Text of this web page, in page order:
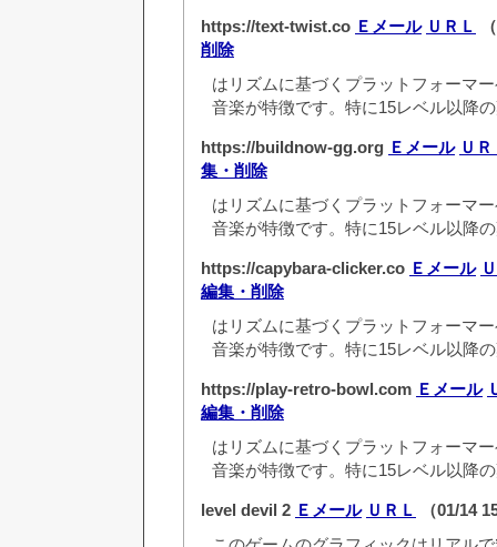
https://text-twist.co Ｅメール ＵＲＬ
削除
はリズムに基づくプラットフォーマ
音楽が特徴です。特に15レベル以降
https://buildnow-gg.org Ｅメール Ｕ
集・削除
はリズムに基づくプラットフォーマ
音楽が特徴です。特に15レベル以降
https://capybara-clicker.co Ｅメール
編集・削除
はリズムに基づくプラットフォーマ
音楽が特徴です。特に15レベル以降
https://play-retro-bowl.com Ｅメール
編集・削除
はリズムに基づくプラットフォーマ
音楽が特徴です。特に15レベル以降
level devil 2 Ｅメール ＵＲＬ
（01/14